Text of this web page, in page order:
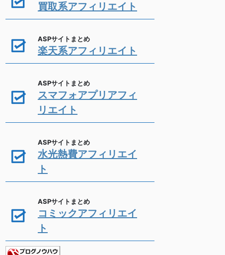
買取系アフィリエイト
ASPサイトまとめ
楽天系アフィリエイト
ASPサイトまとめ
スマフォアプリアフィ
リエイト
ASPサイトまとめ
水光熱費アフィリエイ
ト
ASPサイトまとめ
コミックアフィリエイ
ト